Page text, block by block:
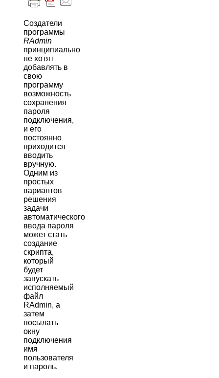
Создатели
программы
RAdmin
принципиально
не хотят
добавлять в
свою
программу
возможность
сохранения
пароля
подключения,
и его
постоянно
приходится
вводить
вручную.
Одним из
простых
вариантов
решения
задачи
автоматического
ввода пароля
может стать
создание
скрипта,
который
будет
запускать
исполняемый
файл
RAdmin, а
затем
посылать
окну
подключения
имя
пользователя
и пароль.